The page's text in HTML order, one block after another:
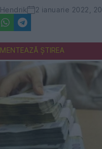
2 ianuarie 2022,
ȘTIREA